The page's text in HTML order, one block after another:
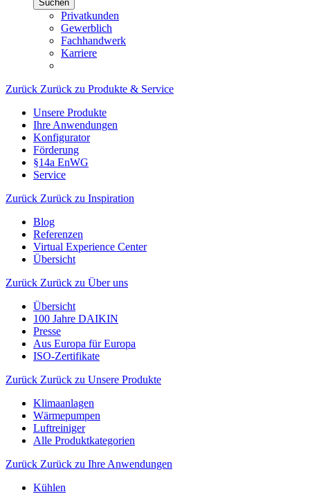
Suchen
Privatkunden
Gewerblich
Fachhandwerk
Karriere
Zurück Zurück zu Produkte & Service
Unsere Produkte
Ihre Anwendungen
Konfigurator
Förderung
§14a EnWG
Service
Zurück Zurück zu Inspiration
Blog
Referenzen
Virtual Experience Center
Übersicht
Zurück Zurück zu Über uns
Übersicht
100 Jahre DAIKIN
Presse
Aus Europa für Europa
ISO-Zertifikate
Zurück Zurück zu Unsere Produkte
Klimaanlagen
Wärmepumpen
Luftreiniger
Alle Produktkategorien
Zurück Zurück zu Ihre Anwendungen
Kühlen